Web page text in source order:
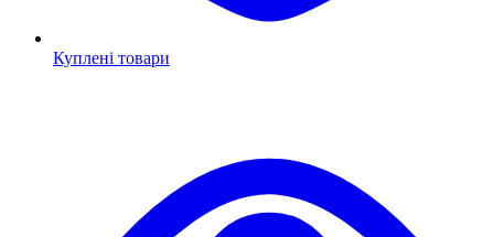
Куплені товари